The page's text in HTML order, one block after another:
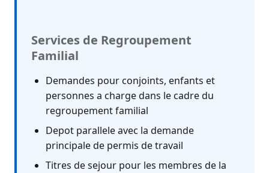
Services de Regroupement
Familial
Demandes pour conjoints, enfants et
personnes a charge dans le cadre du
regroupement familial
Depot parallele avec la demande
principale de permis de travail
Titres de sejour pour les membres de la